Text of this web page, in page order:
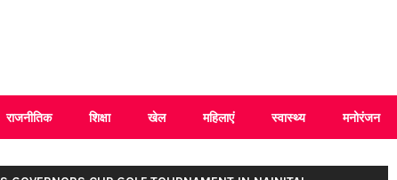
राजनीतिक शिक्षा खेल महिलाएं स्वास्थ्य मनोरंजन